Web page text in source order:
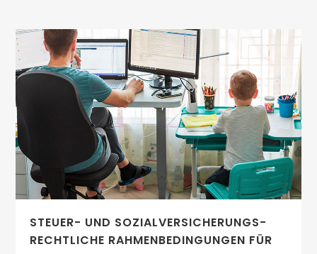
STEUER- UND SOZIALVERSICHERUNGS­
RECHTLICHE RAHMENBEDINGUNGEN FÜR